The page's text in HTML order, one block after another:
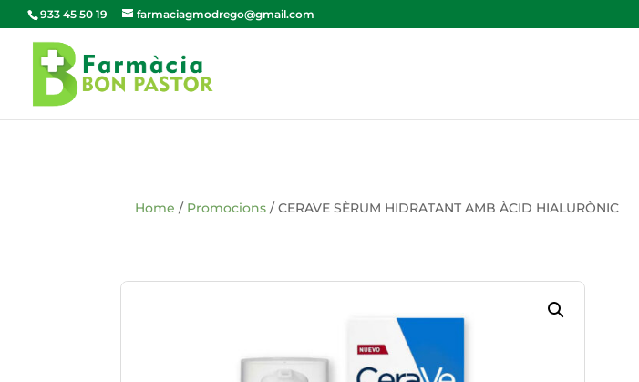
933 45 50 19 farmaciagmodrego@gmail.com
Home / Promocions / CERAVE SÈRUM HIDRATANT AMB ÀCID HIALURÒNIC